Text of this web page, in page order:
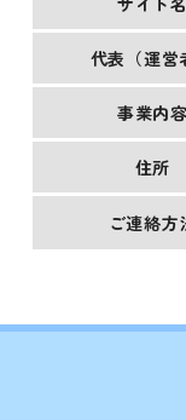
代表（運営
事業内
住所
ご連絡方